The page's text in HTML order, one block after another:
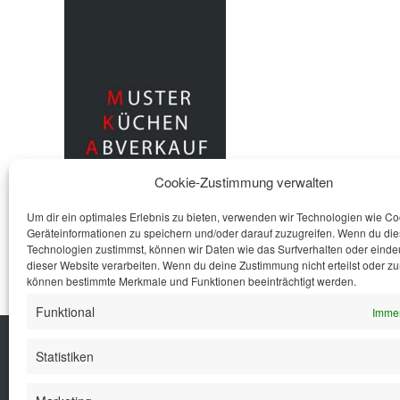
Cookie-Zustimmung verwalten
Um dir ein optimales Erlebnis zu bieten, verwenden wir Technologien wie
Geräteinformationen zu speichern und/oder darauf zuzugreifen. Wenn du
Technologien zustimmst, können wir Daten wie das Surfverhalten oder
dieser Website verarbeiten. Wenn du deine Zustimmung nicht erteilst oder
können bestimmte Merkmale und Funktionen beeinträchtigt werden.
Funktional
StatistikenKüche